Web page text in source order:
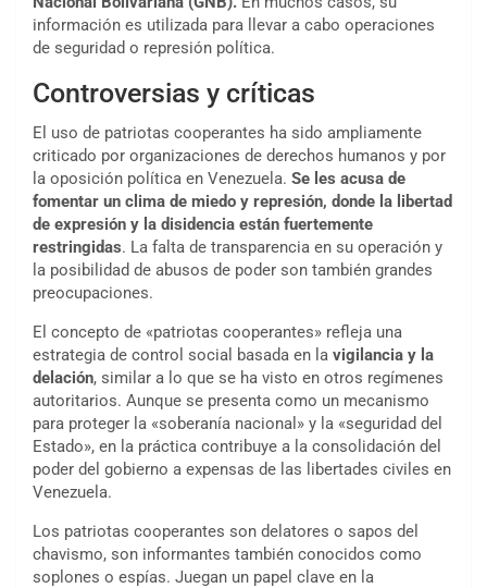
información es utilizada para llevar a cabo operaciones
de seguridad o represión política.
Controversias y críticas
El uso de patriotas cooperantes ha sido ampliamente
criticado por organizaciones de derechos humanos y por
la oposición política en Venezuela. Se les acusa de
fomentar un clima de miedo y represión, donde la libertad
de expresión y la disidencia están fuertemente
restringidas. La falta de transparencia en su operación y
la posibilidad de abusos de poder son también grandes
preocupaciones.
El concepto de «patriotas cooperantes» refleja una
estrategia de control social basada en la vigilancia y la
delación, similar a lo que se ha visto en otros regímenes
autoritarios. Aunque se presenta como un mecanismo
para proteger la «soberanía nacional» y la «seguridad del
Estado», en la práctica contribuye a la consolidación del
poder del gobierno a expensas de las libertades civiles en
Venezuela.
Los patriotas cooperantes son delatores o sapos del
chavismo, son informantes también conocidos como
soplones o espías. Juegan un papel clave en la